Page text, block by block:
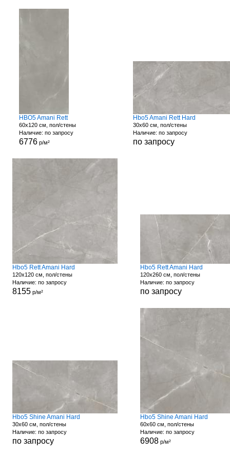
HBO5 Amani Rett
60x120 см, пол/стены
Наличие: по запросу
6776 р/м²
Hbo5 Amani Rett Hard
30x60 см, пол/стены
Наличие: по запросу
по запросу
Hbo5 Rett Amani Hard
120x120 см, пол/стены
Наличие: по запросу
8155р/м²
Hbo5 Rett Amani Hard
120x260 см, пол/стены
Наличие: по запросу
по запросу
Hbo5 Shine Amani Hard
30x60 см, пол/стены
Наличие: по запросу
по запросу
Hbo5 Shine Amani Hard
60x60 см, пол/стены
Наличие: по запросу
6908р/м²